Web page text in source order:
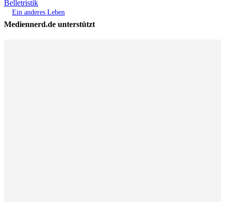
Belletristik
Ein anderes Leben
Mediennerd.de unterstützt